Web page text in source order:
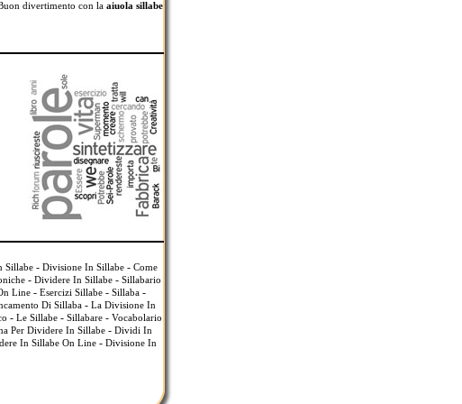
divertimento con la aiuola sillabe
Sillabe- Divisione In Sillabe- Come
- Dividere In Sillabe - Sillabario
Line- Esercizi Sillabe- Sillaba-
Di Sillaba- La Divisione In
- Le Sillabe - Sillabare - Vocabolario
Per Dividere In Sillabe - Dividi In
In Sillabe On Line- Divisione In